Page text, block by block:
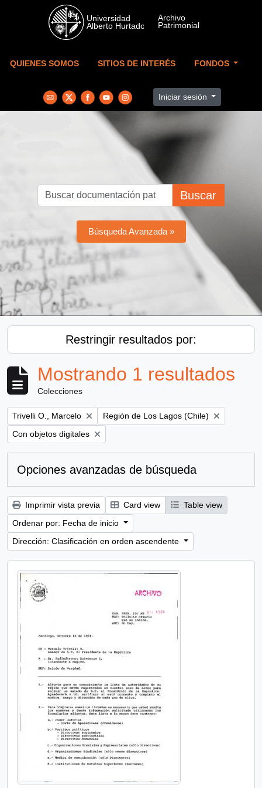
Skip to main content
QUIENES SOMOS SITIOS DE INTERÉS FONDOS
Iniciar sesión
Buscar
Búsqueda Avanzada »
Restringir resultados por:
Mostrando 1 resultados
Colecciones
Remove filter:
Trivelli O., Marcelo Remove filter:
Región de Los Lagos (Chile)
Remove filter:
Con objetos digitales
Opciones avanzadas de búsqueda
Imprimir vista previa Card view
Table view
Ordenar por: Fecha de inicio
Dirección: Clasificación en orden ascendente